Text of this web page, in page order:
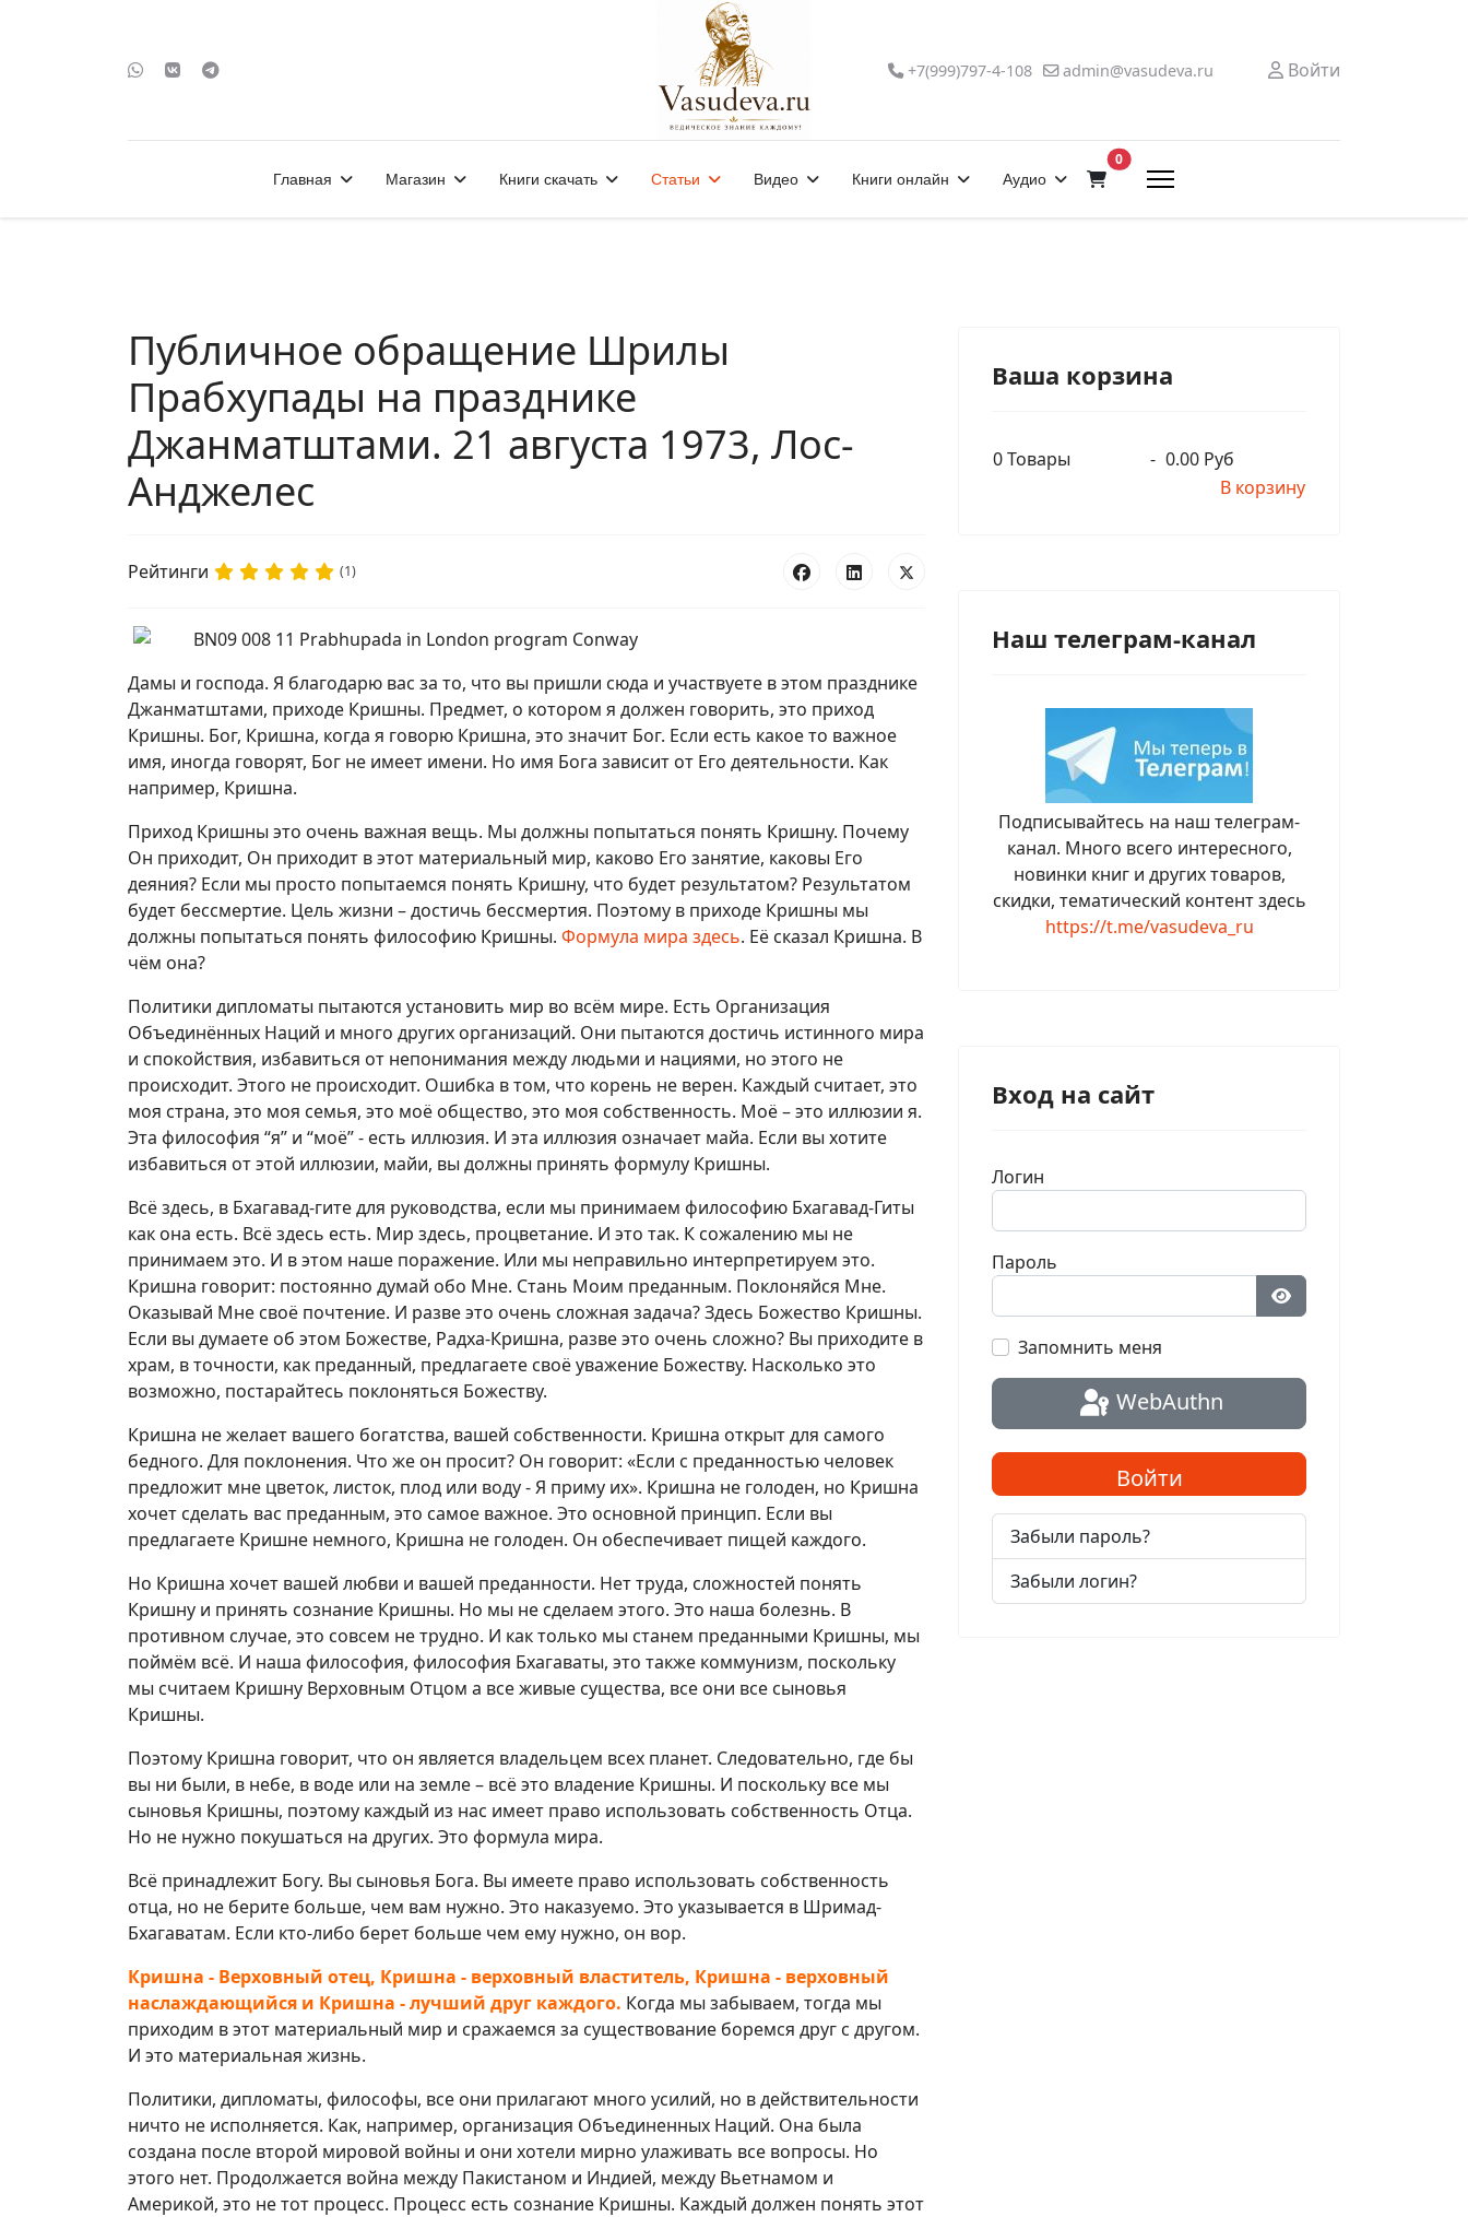
+7(999)797-4-108 admin@vasudeva.ru Войти
Главная Магазин Книги скачать Статьи Видео Книги онлайн Аудио
0В корзину
Публичное обращение Шрилы
Прабхупады на празднике
Джанматштами. 21 августа 1973, Лос-
Анджелес
Рейтинги (1)
Дамы и господа. Я благодарю вас за то, что вы пришли сюда и участвуете в этом празднике
Джанматштами, приходе Кришны. Предмет, о котором я должен говорить, это приход
Кришны. Бог, Кришна, когда я говорю Кришна, это значит Бог. Если есть какое то важное
имя, иногда говорят, Бог не имеет имени. Но имя Бога зависит от Его деятельности. Как
например, Кришна.
Приход Кришны это очень важная вещь. Мы должны попытаться понять Кришну. Почему
Он приходит, Он приходит в этот материальный мир, каково Его занятие, каковы Его
деяния? Если мы просто попытаемся понять Кришну, что будет результатом? Результатом
будет бессмертие. Цель жизни – достичь бессмертия. Поэтому в приходе Кришны мы
должны попытаться понять философию Кришны. Формула мира здесь. Её сказал Кришна. В
чём она?
Политики дипломаты пытаются установить мир во всём мире. Есть Организация
Объединённых Наций и много других организаций. Они пытаются достичь истинного мира
и спокойствия, избавиться от непонимания между людьми и нациями, но этого не
происходит. Этого не происходит. Ошибка в том, что корень не верен. Каждый считает, это
моя страна, это моя семья, это моё общество, это моя собственность. Моё – это иллюзии я.
Эта философия “я” и “моё” - есть иллюзия. И эта иллюзия означает майа. Если вы хотите
избавиться от этой иллюзии, майи, вы должны принять формулу Кришны.
Всё здесь, в Бхагавад-гите для руководства, если мы принимаем философию Бхагавад-Гиты
как она есть. Всё здесь есть. Мир здесь, процветание. И это так. К сожалению мы не
принимаем это. И в этом наше поражение. Или мы неправильно интерпретируем это.
Кришна говорит: постоянно думай обо Мне. Стань Моим преданным. Поклоняйся Мне.
Оказывай Мне своё почтение. И разве это очень сложная задача? Здесь Божество Кришны.
Если вы думаете об этом Божестве, Радха-Кришна, разве это очень сложно? Вы приходите в
храм, в точности, как преданный, предлагаете своё уважение Божеству. Насколько это
возможно, постарайтесь поклоняться Божеству.
Кришна не желает вашего богатства, вашей собственности. Кришна открыт для самого
бедного. Для поклонения. Что же он просит? Он говорит: «Если с преданностью человек
предложит мне цветок, листок, плод или воду - Я приму их». Кришна не голоден, но Кришна
хочет сделать вас преданным, это самое важное. Это основной принцип. Если вы
предлагаете Кришне немного, Кришна не голоден. Он обеспечивает пищей каждого.
Но Кришна хочет вашей любви и вашей преданности. Нет труда, сложностей понять
Кришну и принять сознание Кришны. Но мы не сделаем этого. Это наша болезнь. В
противном случае, это совсем не трудно. И как только мы станем преданными Кришны, мы
поймём всё. И наша философия, философия Бхагаваты, это также коммунизм, поскольку
мы считаем Кришну Верховным Отцом а все живые существа, все они все сыновья
Кришны.
Поэтому Кришна говорит, что он является владельцем всех планет. Следовательно, где бы
вы ни были, в небе, в воде или на земле – всё это владение Кришны. И поскольку все мы
сыновья Кришны, поэтому каждый из нас имеет право использовать собственность Отца.
Но не нужно покушаться на других. Это формула мира.
Всё принадлежит Богу. Вы сыновья Бога. Вы имеете право использовать собственность
отца, но не берите больше, чем вам нужно. Это наказуемо. Это указывается в Шримад-
Бхагаватам. Если кто-либо берет больше чем ему нужно, он вор.
Кришна - Верховный отец, Кришна - верховный властитель, Кришна - верховный
наслаждающийся и Кришна - лучший друг каждого. Когда мы забываем, тогда мы
приходим в этот материальный мир и сражаемся за существование боремся друг с другом.
И это материальная жизнь.
Политики, дипломаты, философы, все они прилагают много усилий, но в действительности
ничто не исполняется. Как, например, организация Объединенных Наций. Она была
создана после второй мировой войны и они хотели мирно улаживать все вопросы. Но
этого нет. Продолжается война между Пакистаном и Индией, между Вьетнамом и
Америкой, это не тот процесс. Процесс есть сознание Кришны. Каждый должен понять этот
Ваша корзина
0Товары - 0.00 Руб
В корзину
Наш телеграм-канал
Подписывайтесь на наш телеграм-
канал. Много всего интересного,
новинки книг и других товаров,
скидки, тематический контент здесь
https://t.me/vasudeva_ru
Вход на сайт
Логин
Пароль
Показать пароль
Запомнить меня
WebAuthn
Войти
Забыли пароль?
Забыли логин?